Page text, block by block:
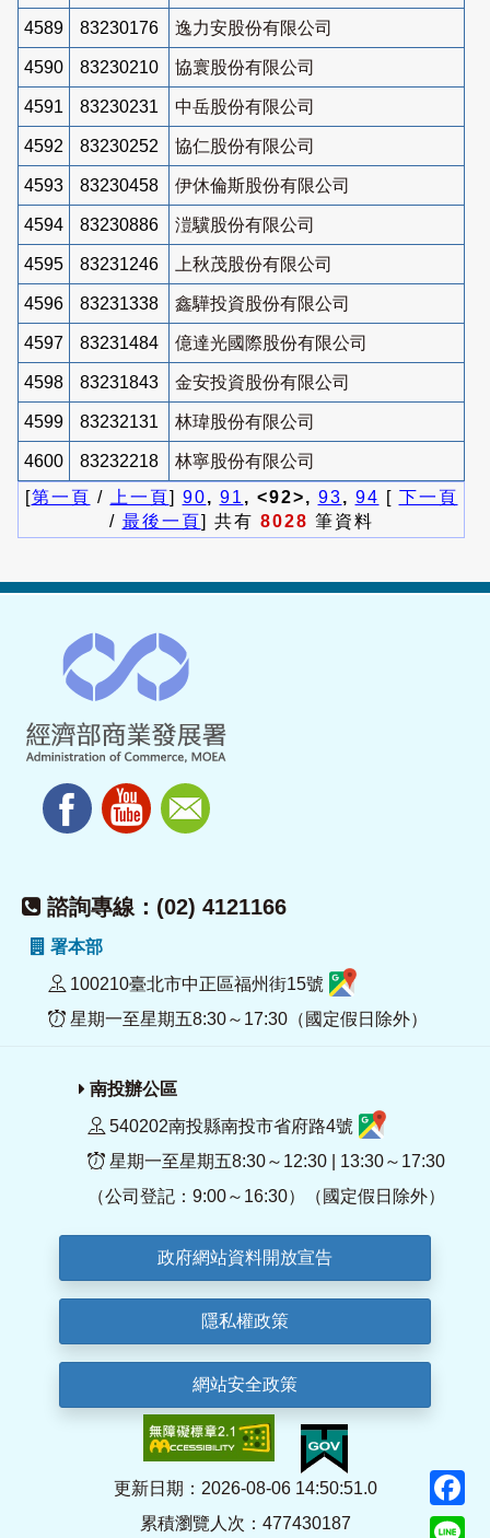
4589 83230176 逸力安股份有限公司
4590 83230210 協寰股份有限公司
4591 83230231 中岳股份有限公司
4592 83230252 協仁股份有限公司
4593 83230458 伊休倫斯股份有限公司
4594 83230886 溰驥股份有限公司
4595 83231246 上秋茂股份有限公司
4596 83231338 鑫驊投資股份有限公司
4597 83231484 億達光國際股份有限公司
4598 83231843 金安投資股份有限公司
4599 83232131 林瑋股份有限公司
4600 83232218
林寧股份有限公司
[第一頁 / 上一頁] 90, 91 , <92>, 93, 94 [ 下一頁
/ 最後一頁] 共有 8028 筆資料
諮詢專線：(02) 4121166
署本部
100210臺北市中正區福州街15號
星期一至星期五8:30～17:30（國定假日除外）
南投辦公區
540202南投縣南投市省府路4號
星期一至星期五8:30～12:30 | 13:30～17:30
（公司登記：9:00～16:30）（國定假日除外）
政府網站資料開放宣告
隱私權政策
網站安全政策
更新日期：2026-08-06 14:50:51.0
累積瀏覽人次：477430187